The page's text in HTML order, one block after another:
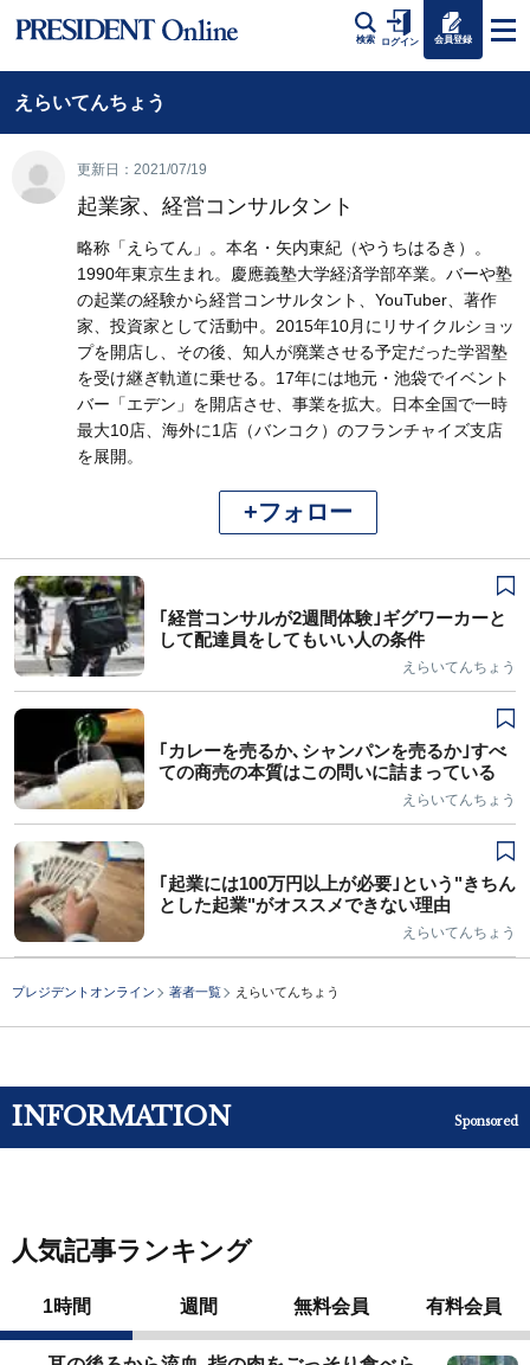
検索 ログイン 会員登録
えらいてんちょう
更新日：2021/07/19
起業家、経営コンサルタント
略称「えらてん」。本名・矢内東紀（やうちはるき）。
1990年東京生まれ。慶應義塾大学経済学部卒業。バーや塾
の起業の経験から経営コンサルタント、YouTuber、著作
家、投資家として活動中。2015年10月にリサイクルショッ
プを開店し、その後、知人が廃業させる予定だった学習塾
を受け継ぎ軌道に乗せる。17年には地元・池袋でイベント
バー「エデン」を開店させ、事業を拡大。日本全国で一時
最大10店、海外に1店（バンコク）のフランチャイズ支店
を展開。
+フォロー
｢経営コンサルが2週間体験｣ギグワーカーと
して配達員をしてもいい人の条件
えらいてんちょう
｢カレーを売るか､シャンパンを売るか｣すべ
ての商売の本質はこの問いに詰まっている
えらいてんちょう
｢起業には100万円以上が必要｣という"きちん
とした起業"がオススメできない理由
えらいてんちょう
プレジデントオンライン 著者一覧 えらいてんちょう
INFORMATION Sponsored
人気記事ランキング
1時間 週間 無料会員 有料会員